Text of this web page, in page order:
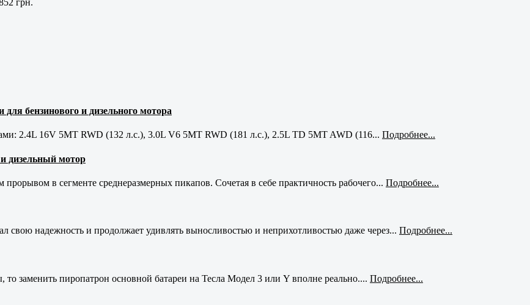
бензинового и дизельного мотора
2.4L 16V 5MT RWD (132 л.с.), 3.0L V6 5MT RWD (181 л.с.), 2.5L TD 5MT AWD (116... Подробнее...
дизельный мотор
в сегменте среднеразмерных пикапов. Сочетая в себе практичность рабочего... Подробнее...
надежность и продолжает удивлять выносливостью и неприхотливостью даже через... Подробнее...
заменить пиропатрон основной батареи на Тесла Модел 3 или Y вполне реально.... Подробнее...